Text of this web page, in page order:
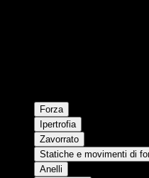
Forza
Ipertrofia
Zavorrato
Statiche e movimenti di
Anelli